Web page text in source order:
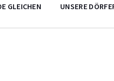
GLEICHEN UNSERE